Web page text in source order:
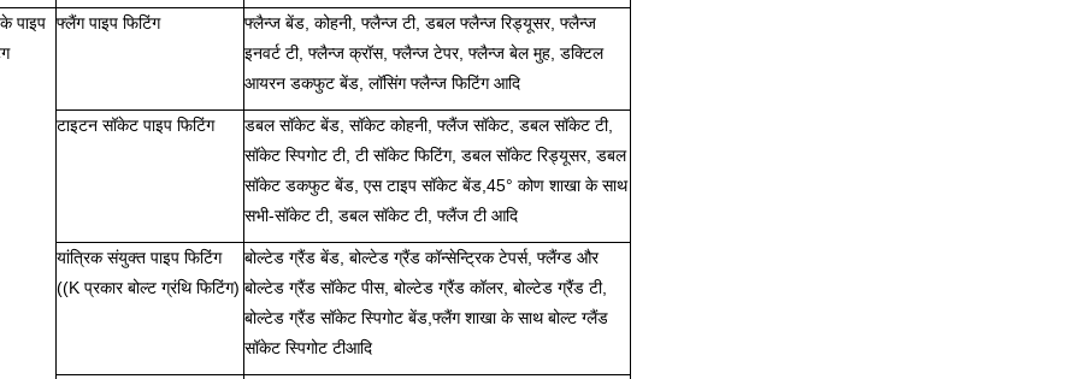
पाइप फ्लैंग पाइप फिटिंग
फ्लैन्ज बेंड, कोहनी, फ्लैन्ज टी, डबल फ्लैन्ज रिड्यूसर, फ्लैन्ज
इनवर्ट टी, फ्लैन्ज क्रॉस, फ्लैन्ज टेपर, फ्लैन्ज बेल मुह, डक्टिल
आयरन डकफुट बेंड, लॉसिंग फ्लैन्ज फिटिंग आदि
टाइटन सॉकेट पाइप फिटिंग
डबल सॉकेट बेंड, सॉकेट कोहनी, फ्लैंज सॉकेट, डबल सॉकेट टी,
सॉकेट स्पिगोट टी, टी सॉकेट फिटिंग, डबल सॉकेट रिड्यूसर, डबल
सॉकेट डकफुट बेंड, एस टाइप सॉकेट बेंड,45° कोण शाखा के साथ
सभी-सॉकेट टी, डबल सॉकेट टी, फ्लैंज टी आदि
यांत्रिक संयुक्त पाइप फिटिंग
((K प्रकार बोल्ट ग्रंथि फिटिंग)
बोल्टेड ग्रैंड बेंड, बोल्टेड ग्रैंड कॉन्सेन्ट्रिक टेपर्स, फ्लैंग्ड और
बोल्टेड ग्रैंड सॉकेट पीस, बोल्टेड ग्रैंड कॉलर, बोल्टेड ग्रैंड टी,
बोल्टेड ग्रैंड सॉकेट स्पिगोट बेंड,फ्लैंग शाखा के साथ बोल्ट ग्लैंड
सॉकेट स्पिगोट टीआदि